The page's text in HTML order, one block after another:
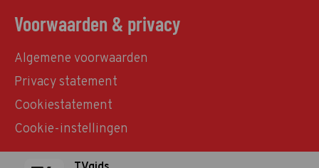
Voorwaarden & privacy
Algemene voorwaarden
Privacy statement
Cookiestatement
Cookie-instellingen